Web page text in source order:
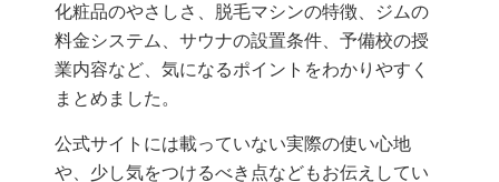
化粧品のやさしさ、脱毛マシンの特徴、ジムの
料金システム、サウナの設置条件、予備校の授
業内容など、気になるポイントをわかりやすく
まとめました。
公式サイトには載っていない実際の使い心地
や、少し気をつけるべき点などもお伝えしてい